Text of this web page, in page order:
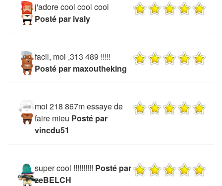
j'adore cool cool cool
Posté par ivaly
facil, moi ,313 489 !!!!!
Posté par maxoutheking
moi 218 867m essaye de
faire mieu Posté par
vincdu51
super cool !!!!!!!!!! Posté par
zeBELCH